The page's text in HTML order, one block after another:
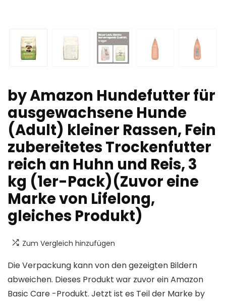
by Amazon Hundefutter für
ausgewachsene Hunde
(Adult) kleiner Rassen, Fein
zubereitetes Trockenfutter
reich an Huhn und Reis, 3
kg (1er-Pack)(Zuvor eine
Marke von Lifelong,
gleiches Produkt)
Zum Vergleich hinzufügen
Die Verpackung kann von den gezeigten Bildern
abweichen. Dieses Produkt war zuvor ein Amazon
Basic Care -Produkt. Jetzt ist es Teil der Marke by